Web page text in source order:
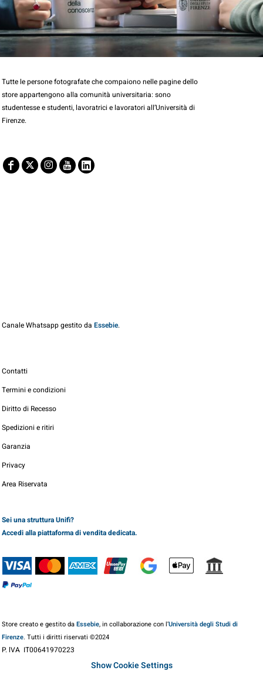
Tutte le persone fotografate che compaiono nelle pagine dello
store appartengono alla comunità universitaria: sono
studentesse e studenti, lavoratrici e lavoratori all’Università di
Firenze.
Canale Whatsapp gestito da Essebie.
Contatti
Termini e condizioni
Diritto di Recesso
Spedizioni e ritiri
Garanzia
Privacy
Area Riservata
Sei una struttura Unifi?
Accedi alla piattaforma di vendita dedicata.
Store creato e gestito daEssebie, in collaborazione con l’Università degli Studi di
Firenze. Tutti i diritti riservati ©2024
P. lVA IT00641970223
Show Cookie Settings